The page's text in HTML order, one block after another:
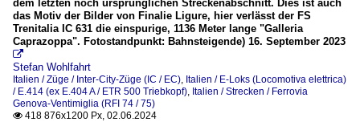
dem letzten noch ursprünglichen Streckenabschnitt. Dies ist auch
das Motiv der Bilder von Finalie Ligure, hier verlässt der FS
Trenitalia IC 631 die einspurige, 1136 Meter lange "Galleria
Caprazoppa". Fotostandpunkt: Bahnsteigende) 16. September 2023

Stefan Wohlfahrt
Italien / Züge / Inter-City-Züge (IC / EC) Italien / E-Loks (Locomotiva elettrica)
/ E.414 (ex E.404 A / ETR 500 Triebkopf) Italien / Strecken / Ferrovia
Genova-Ventimiglia (RFI 74 / 75)
 418 876x1200 Px, 02.06.2024